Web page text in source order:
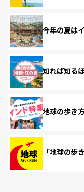
今年の夏は
知れば知る
地球の歩き
「地球の歩